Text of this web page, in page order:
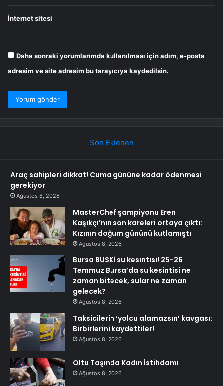
İnternet sitesi
Daha sonraki yorumlarımda kullanılması için adım, e-posta
adresim ve site adresim bu tarayıcıya kaydedilsin.
Son Eklenen
Araç sahipleri dikkat! Cuma gününe kadar ödenmesi
gerekiyor
Ağustos 8, 2026
MasterChef şampiyonu Eren
Kaşıkçı’nın son kareleri ortaya çıktı:
Kızının doğum gününü kutlamıştı
Ağustos 8, 2026
Bursa BUSKİ su kesintisi! 25-26
Temmuz Bursa’da su kesintisi ne
zaman bitecek, sular ne zaman
gelecek?
Ağustos 8, 2026
Taksicilerin ‘yolcu alamazsın’ kavgası:
Birbirlerini kaydettiler!
Ağustos 8, 2026
Oltu Taşında Kadın İstihdamı
Ağustos 8, 2026